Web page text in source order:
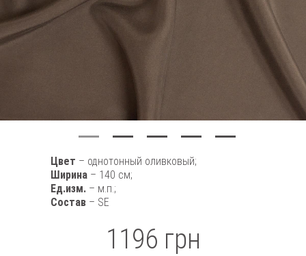
Цвет – однотонный оливковый;
Ширина – 140 см;
Ед.изм. – м.п.;
Состав – SE
1196 грн